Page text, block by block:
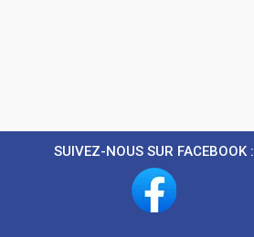
SUIVEZ-NOUS SUR FACEBOOK :